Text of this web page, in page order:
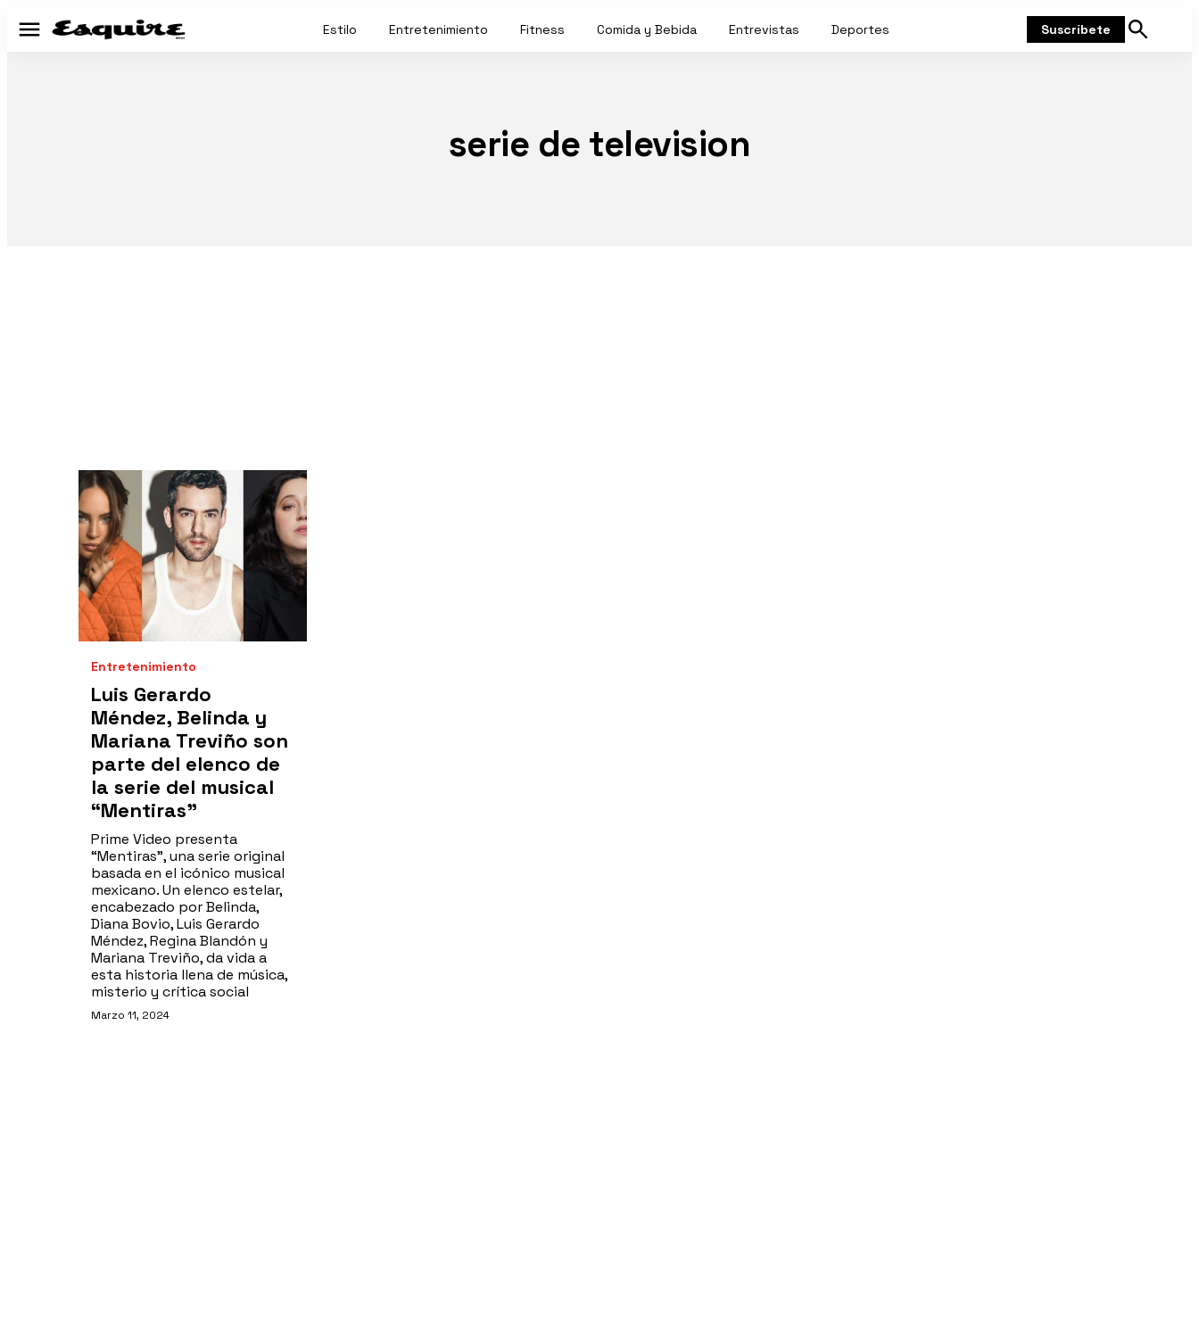
Menú Estilo Entretenimiento Fitness Comida y Bebida Entrevistas Deportes Suscríbete
Mostrar
serie de television
Entretenimiento
Luis Gerardo
Méndez, Belinda y
Mariana Treviño son
parte del elenco de
la serie del musical
“Mentiras”
Prime Video presenta
“Mentiras”, una serie original
basada en el icónico musical
mexicano. Un elenco estelar,
encabezado por Belinda,
Diana Bovio, Luis Gerardo
Méndez, Regina Blandón y
Mariana Treviño, da vida a
esta historia llena de música,
misterio y crítica social
Marzo 11, 2024